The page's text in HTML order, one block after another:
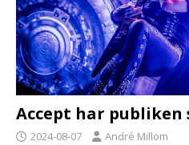
Accept har publiken
2024-08-07 André Millom